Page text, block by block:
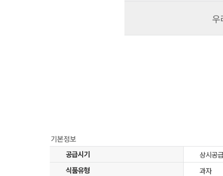
우
공급시기
상시공급
식품유형
과자